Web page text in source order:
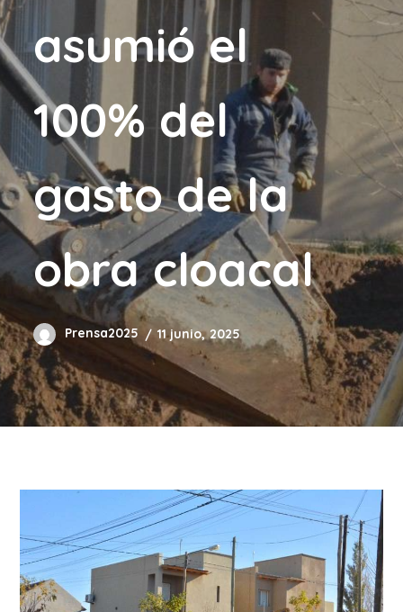
asumió el
100% del
gasto de la
obra cloacal
Prensa2025 11 junio, 2025